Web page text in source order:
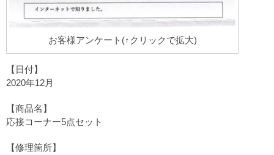
お客様アンケート(↑クリックで拡大)
【日付】
2020年12月
【商品名】
応接コーナー5点セット
【修理箇所】